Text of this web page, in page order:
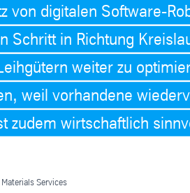
von digitalen Software-
Schritt in Richtung
weiter zu
weil vorhandene
zudem wirtschaftlich
Services